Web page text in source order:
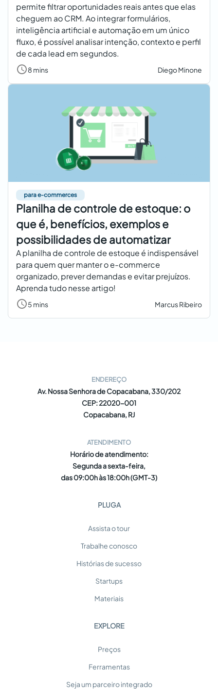
permite filtrar oportunidades reais antes que elas
cheguem ao CRM. Ao integrar formulários,
inteligência artificial e automação em um único
fluxo, é possível analisar intenção, contexto e perfil
de cada lead em segundos.
8 mins Diego Minone
para e-commerces
Planilha de controle de estoque: o
que é, benefícios, exemplos e
possibilidades de automatizar
A planilha de controle de estoque é indispensável
para quem quer manter o e-commerce
organizado, prever demandas e evitar prejuízos.
Aprenda tudo nesse artigo!
5 mins Marcus Ribeiro
ENDEREÇO
Av. Nossa Senhora de Copacabana, 330/202
CEP: 22020-001
Copacabana, RJ
ATENDIMENTO
Horário de atendimento:
Segunda a sexta-feira,
das 09:00h às 18:00h (GMT-3)
PLUGA
Assista o tour
Trabalhe conosco
Histórias de sucesso
Startups
Materiais
EXPLORE
Preços
Ferramentas
Seja um parceiro integrado